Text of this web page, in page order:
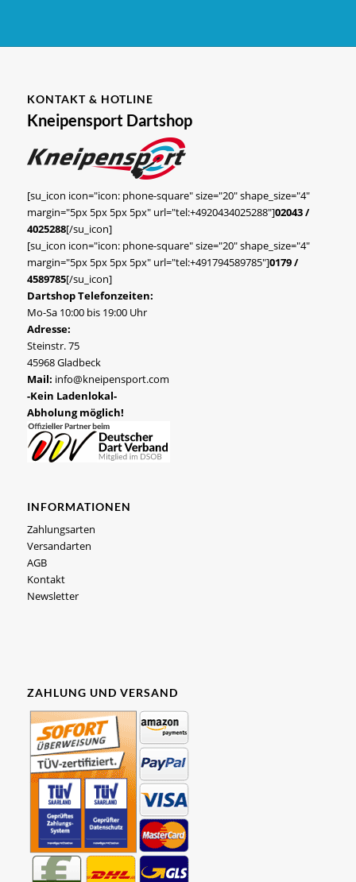
KONTAKT & HOTLINE
Kneipensport Dartshop
[su_icon icon="icon: phone-square" size="20" shape_size="4"
margin="5px 5px 5px 5px" url="tel:+4920434025288"]02043 /
4025288[/su_icon]
[su_icon icon="icon: phone-square" size="20" shape_size="4"
margin="5px 5px 5px 5px" url="tel:+491794589785"]0179 /
4589785[/su_icon]
Dartshop Telefonzeiten:
Mo-Sa 10:00 bis 19:00 Uhr
Adresse:
Steinstr. 75
45968 Gladbeck
Mail: info@kneipensport.com
-Kein Ladenlokal-
Abholung möglich!
INFORMATIONEN
Zahlungsarten
Versandarten
AGB
Kontakt
Newsletter
ZAHLUNG UND VERSAND